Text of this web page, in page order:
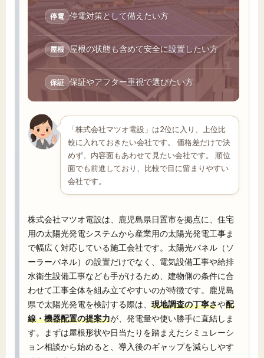
停電 停電対策として備えたい方
屋根 屋根の状態も含めて安全に設置したい方
保証 保証やアフター重視で選びたい方
「株式会社マツオ電設」は2位に入り、上位比
較に入れておきたい会社です。 価格差だけで決
めず、内容面もあわせて見たい会社です。 順位
面でも前進しており、比較で目に留まりやすい
会社です。
株式会社マツオ電設は、鹿児島県日置市を拠点に、住宅
用の太陽光発電システムから産業用の太陽光発電工事ま
で幅広く対応している施工会社です。太陽光パネル（ソ
ーラーパネル）の設置だけでなく、電気設備工事や給排
水衛生設備工事なども手がけるため、建物側の条件に合
わせて工事全体を組み立てやすいのが特徴です。鹿児島
県で太陽光発電を検討する際は、 現地調査の丁寧さや配
線・機器配置の提案力が、発電量や使い勝手に直結しま
す。まずは屋根形状や日当たりを踏まえたシミュレーシ
ョン相談から始めると、導入後のギャップを減らしやす